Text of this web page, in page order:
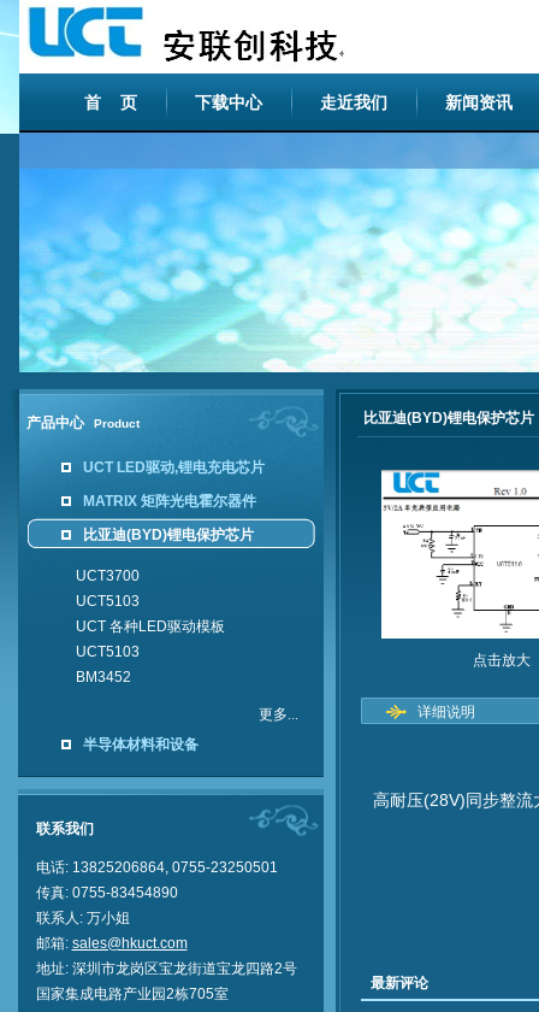
首 页 下载中心 走近我们 新闻资讯
产品中心 Product
UCT LED驱动,锂电充电芯片
MATRIX 矩阵光电霍尔器件
比亚迪(BYD)锂电保护芯片
UCT3700
UCT5103
UCT 各种LED驱动模板
UCT5103
BM3452
更多...
半导体材料和设备
联系我们
电话: 13825206864, 0755-23250501
传真: 0755-83454890
联系人: 万小姐
邮箱: sales@hkuct.com
地址: 深圳 市龙岗区宝龙街道宝龙四路2号
国家集成电路产业园2栋705室
比亚迪(BYD)锂电保护芯片
点击放大
详细说明
高耐压(28V)同步整
最新评论